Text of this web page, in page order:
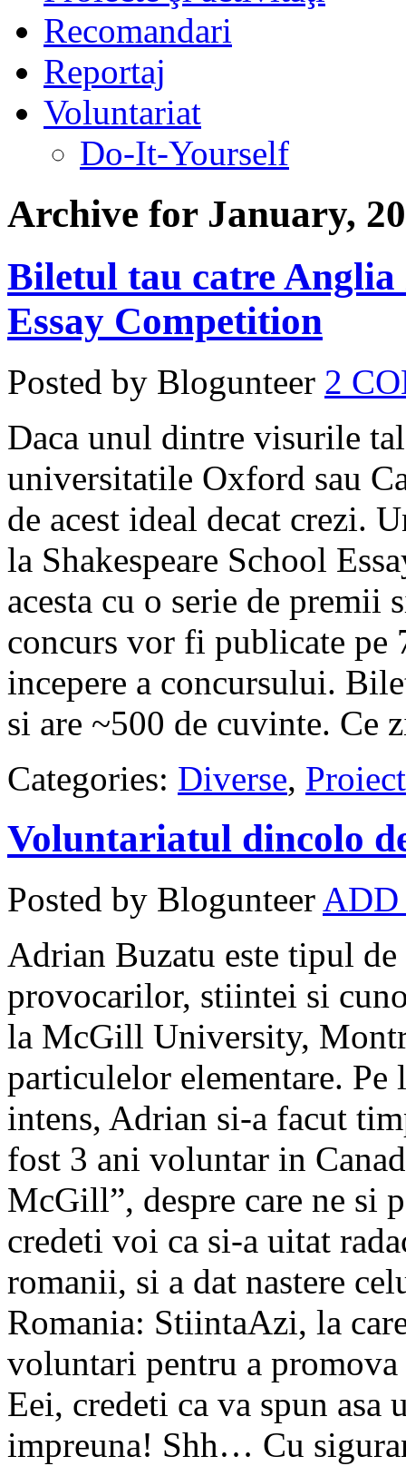
Recomandari
Reportaj
Voluntariat
Do-It-Yourself
Archive for January,
Biletul tau catre Anglia
Essay Competition
Posted by Blogunteer 2
Daca unul dintre visurile
universitatile Oxford sau
de acest ideal decat crezi.
la Shakespeare School
acesta cu o serie de premii
concurs vor fi publicate pe
incepere a concursului.
si are ~500 de cuvinte. Ce
Categories: Diverse,
Voluntariatul dincolo
Posted by Blogunteer ADD
Adrian Buzatu este tipul
provocarilor, stiintei si
la McGill University,
particulelor elementare.
intens, Adrian si-a facut
fost 3 ani voluntar in
McGill”, despre care ne si
credeti voi ca si-a uitat
romanii, si a dat nastere
Romania: StiintaAzi, la
voluntari pentru a
Eei, credeti ca va spun asa
impreuna! Shh… Cu